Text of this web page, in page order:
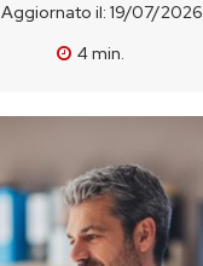
Aggiornato il: 19/07/2026
4min.